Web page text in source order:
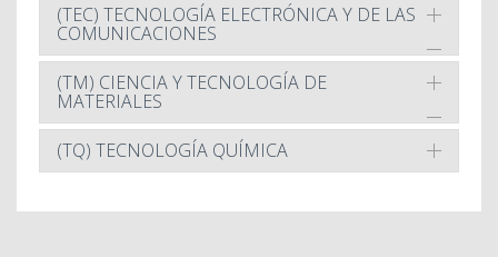
(TEC) TECNOLOGÍA ELECTRÓNICA Y DE LAS
COMUNICACIONES
(TM) CIENCIA Y TECNOLOGÍA DE
MATERIALES
(TQ) TECNOLOGÍA QUÍMICA